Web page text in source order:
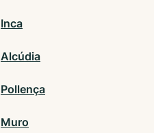
Inca
Alcúdia
Pollença
Muro